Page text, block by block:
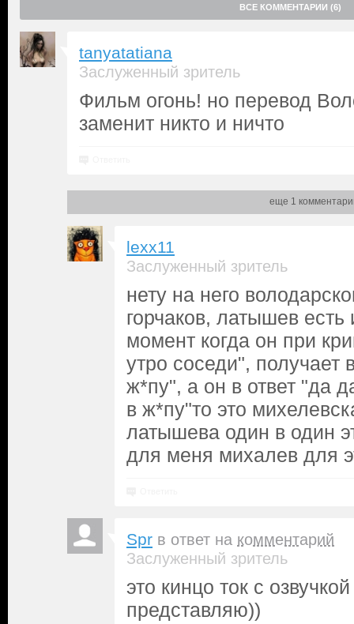
ВСЕ КОММЕНТАРИИ (6)
tanyatatiana
Заслуженный зритель
Фильм огонь! но перевод
заменит никто и ничто
еще 1
lexx11
Заслуженный зритель
нету на него
горчаков, латышев
момент когда он при
утро соседи", получает
ж*пу", а он в ответ "да
в ж*пу"то это
латышева один в один
для меня михалев для
Spr в ответ на комментарий
Заслуженный зритель
это кинцо ток с
представляю))